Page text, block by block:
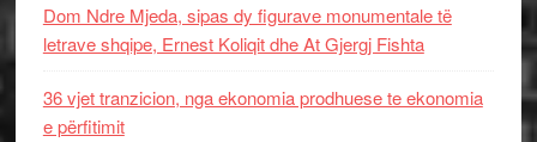
Dom Ndre Mjeda, sipas dy figurave monumentale të
letrave shqipe, Ernest Koliqit dhe At Gjergj Fishta
36 vjet tranzicion, nga ekonomia prodhuese te ekonomia
e përfitimit